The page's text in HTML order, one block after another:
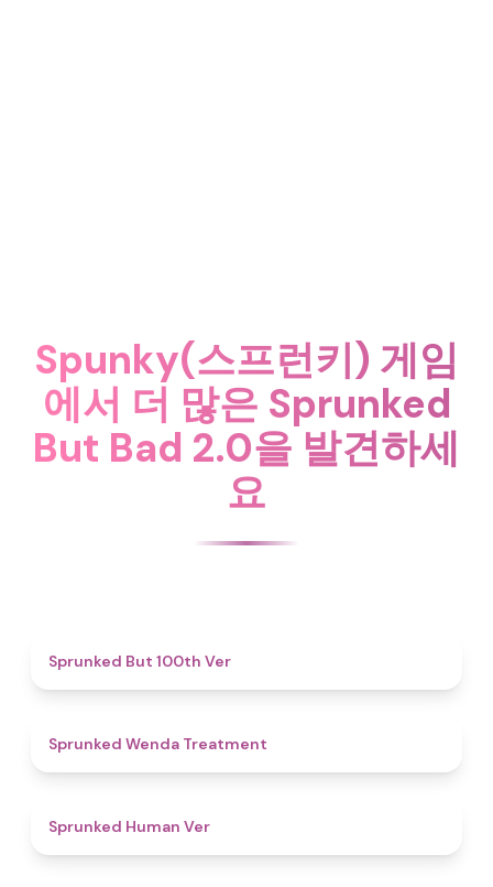
Spunky(스프런키) 게임
에서 더 많은 Sprunked
But Bad 2.0을 발견하세
요
Sprunked But 100th Ver
Sprunked Wenda Treatment
Sprunked Human Ver